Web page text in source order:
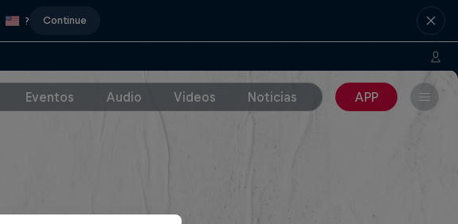
? Continue
Eventos Audio Videos Noticias APP